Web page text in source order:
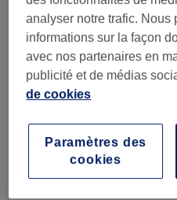
Massage Bien-être
Massage Pré-natal / Femme
Enceinte ( 1)
MASSAGE MÉDECINE
analyser notre trafic. Nous
informations sur la façon
avec nos partenaires en
publicité et de médias
de cookies
Paramètres des
cookies